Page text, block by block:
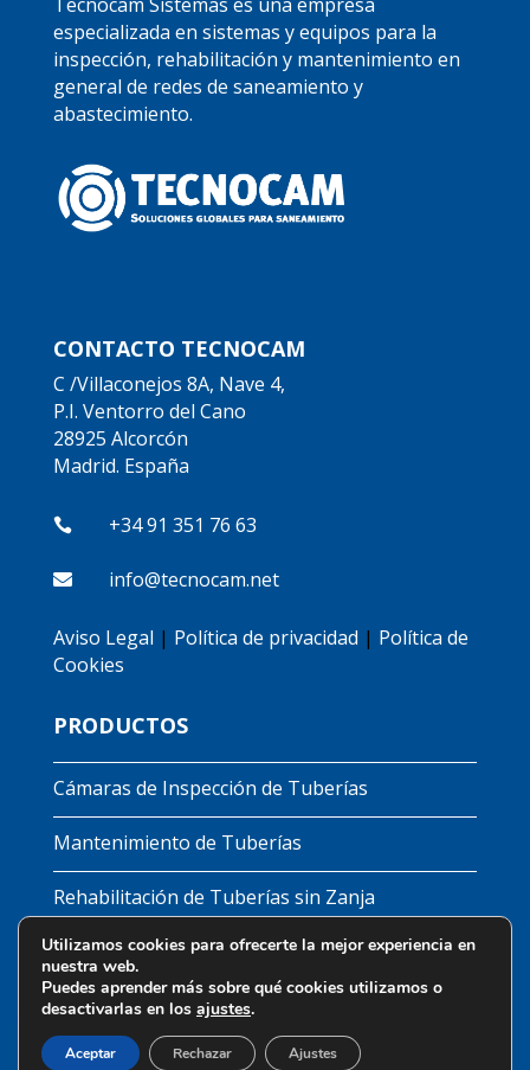
especializada en sistemas y equipos para la
inspección, rehabilitación y mantenimiento en
general de redes de saneamiento y
abastecimiento.
CONTACTO TECNOCAM
C /Villaconejos 8A, Nave 4,
P.I. Ventorro del Cano
28925 Alcorcón
Madrid. España
 +34 91 351 76 63
 info@tecnocam.net
Aviso Legal | Política de privacidad | Política de
Cookies
PRODUCTOS
Cámaras de Inspección de Tuberías
Mantenimiento de Tuberías
Rehabilitación de Tuberías sin Zanja
Detectores Fugas de Agua
Obturadores
Utilizamos cookies para ofrecerte la mejor experiencia en
nuestra web.
Puedes aprender más sobre qué cookies utilizamos o
desactivarlas en los ajustes.
Aceptar Rechazar Ajustes